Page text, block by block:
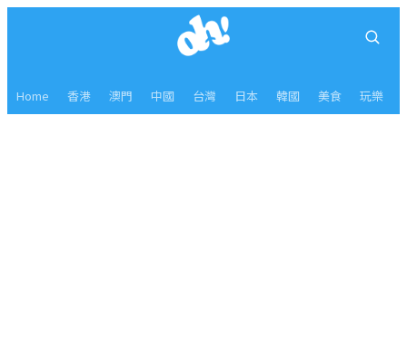
Home 香港 澳門 中國 台灣 日本 韓國 美食 玩樂